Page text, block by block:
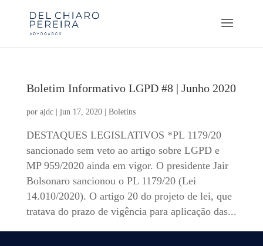
Boletim Informativo LGPD #8 | Junho 2020
por ajdc| jun 17, 2020| Boletins
DESTAQUES LEGISLATIVOS *PL 1179/20
sancionado sem veto ao artigo sobre LGPD e
MP 959/2020 ainda em vigor. O presidente Jair
Bolsonaro sancionou o PL 1179/20 (Lei
14.010/2020). O artigo 20 do projeto de lei, que
tratava do prazo de vigência para aplicação das...